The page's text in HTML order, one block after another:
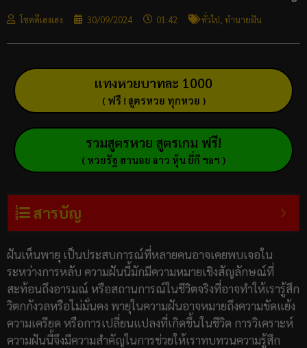
โชคดีเฮงเฮง 30/09/2024 01:42 ทั่วไป, ทำนายฝัน
แทงหวยบาทละ 1000
( ฟรี ! สูตรหวย ทุกหวย )
รวมสูตรหวย สูตรเกม ฟรี!
( หวยรัฐ ฮานอย ลาว หุ้น ยี่กี ฯลฯ )
สารบัญ
ฝันเห็นพายุ เป็นประสบการณ์ที่หลายคนอาจเคยพบเจอใน
ระหว่างการหลับ ความฝันนี้มักมีความหมายเชิงสัญลักษณ์ที่
สะท้อนถึงอารมณ์ หรือสถานการณ์ในชีวิตจริงที่อาจทำให้เรารู้สึก
วิตกกังวลหรือไม่มั่นคง พายุในความฝันอาจหมายถึงความขัดแย้ง
ความเครียด หรือการเปลี่ยนแปลงที่เกิดขึ้นในชีวิต การวิเคราะห์
ความฝันนี้จึงมีความสำคัญในการช่วยให้เราทบทวนความรู้สึก